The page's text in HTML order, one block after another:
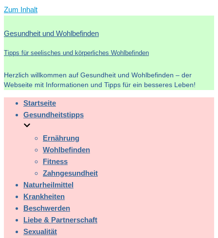
Zum Inhalt
Gesundheit und Wohlbefinden
Tipps für seelisches und körperliches Wohlbefinden
Herzlich willkommen auf Gesundheit und Wohlbefinden – der
Webseite mit Informationen und Tipps für ein besseres Leben!
Startseite
Gesundheitstipps
Ernährung
Wohlbefinden
Fitness
Zahngesundheit
Naturheilmittel
Krankheiten
Beschwerden
Liebe & Partnerschaft
Sexualität